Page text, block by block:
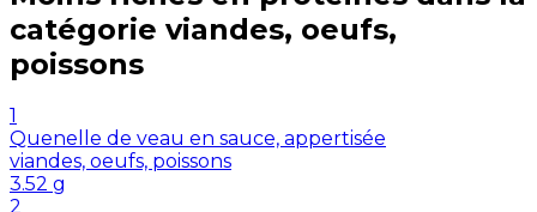
catégorie viandes, oeufs,
poissons
1
Quenelle de veau en sauce, appertisée
viandes, oeufs, poissons
3.52 g
2